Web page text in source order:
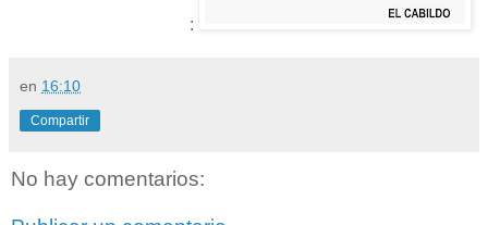
:
en 16:10
Compartir
No hay comentarios: